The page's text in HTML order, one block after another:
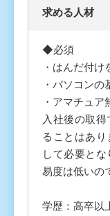
求める人材
◆必須
・はんだ付け
・パソコンの
・アマチュア
入社後の取
ることはあ
して必要と
易度は低いの
学歴：高卒以